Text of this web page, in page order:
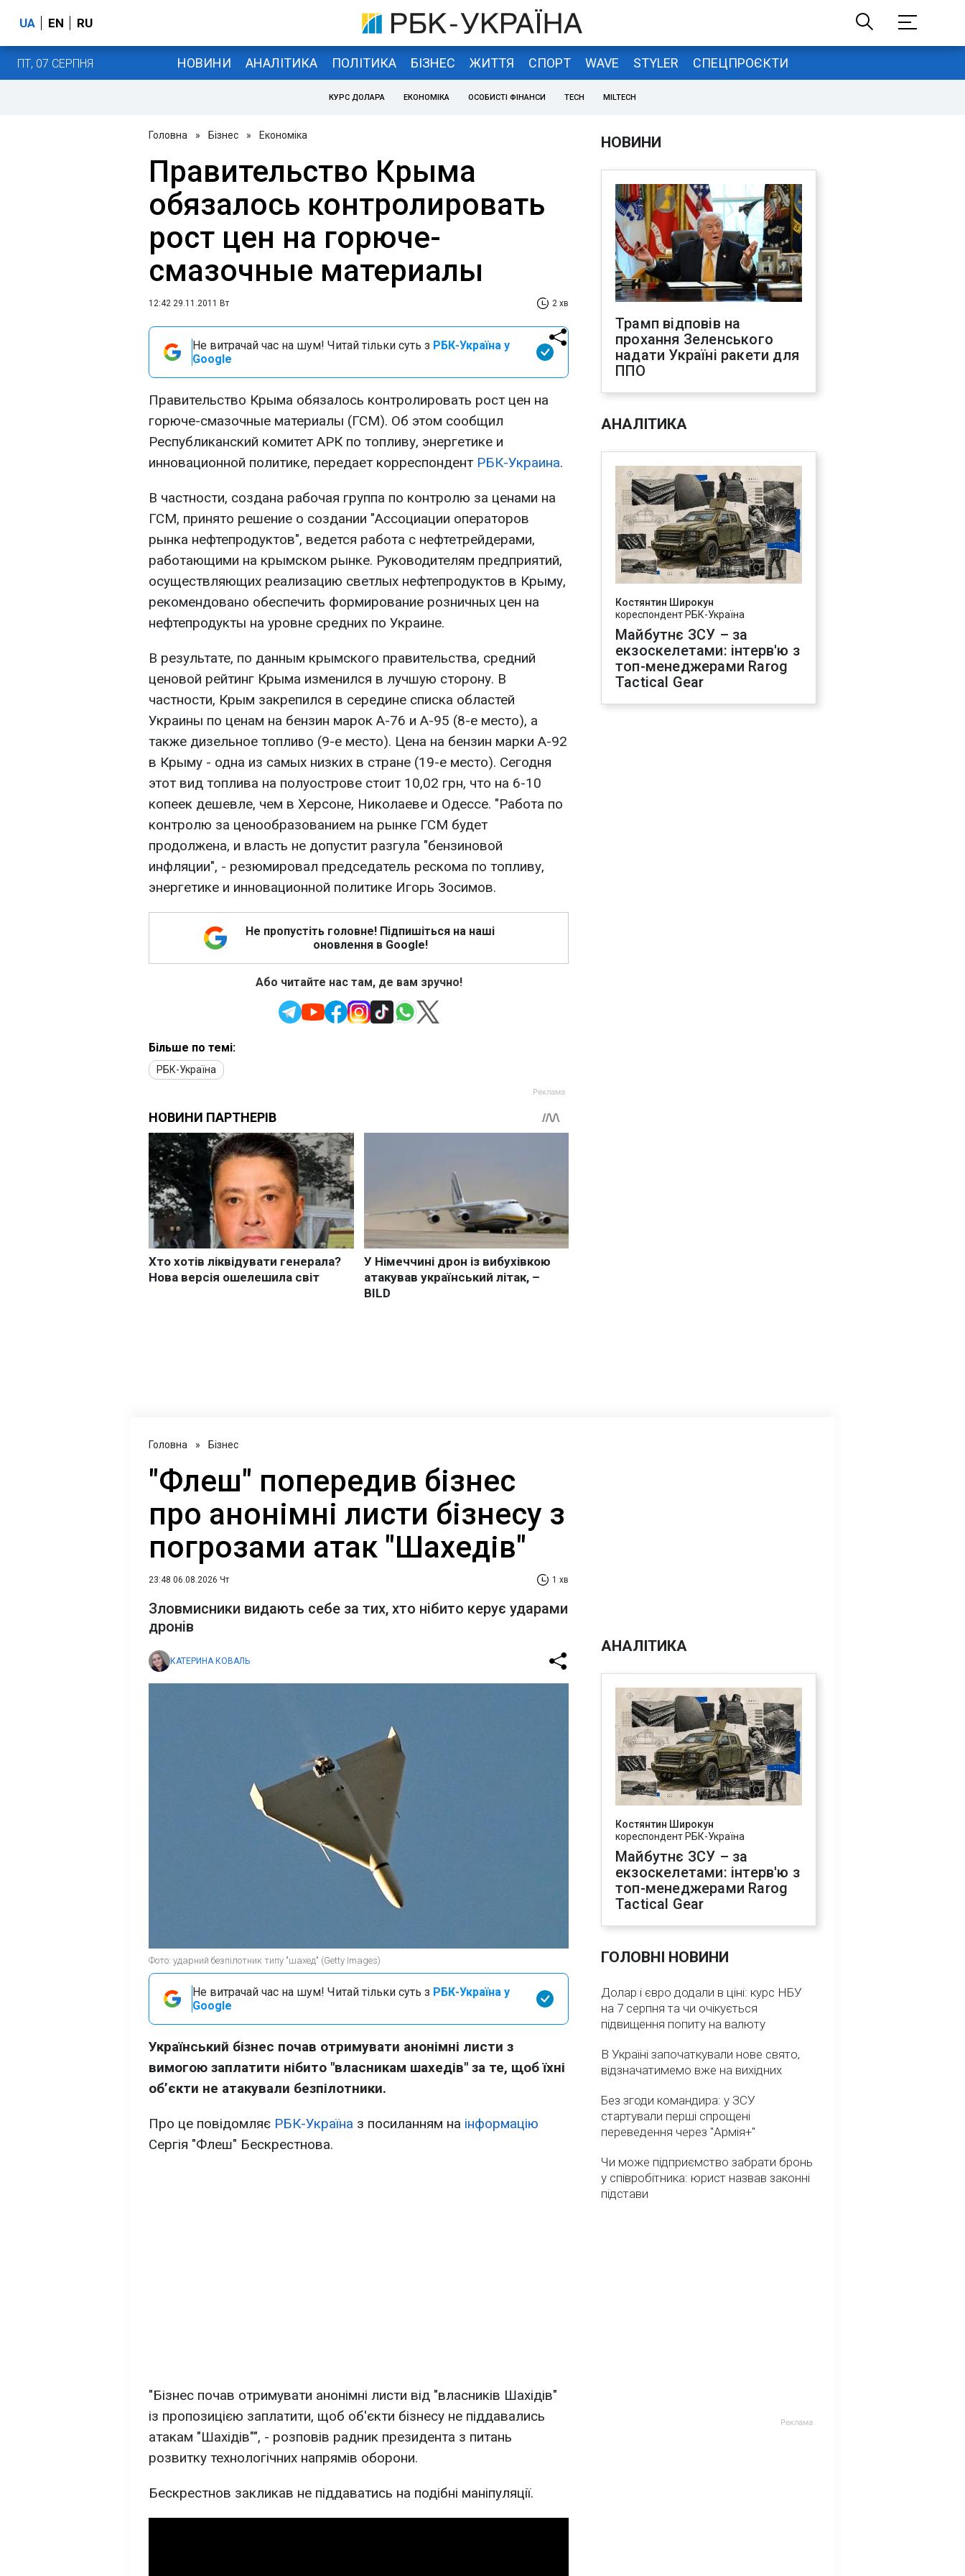
UA EN RU
ПТ, 07 СЕРПНЯ НОВИНИ АНАЛІТИКА ПОЛІТИКА БІЗНЕС ЖИТТЯ СПОРТ WAVE STYLER СПЕЦПРОЄКТИ
КУРС ДОЛАРА ЕКОНОМІКА ОСОБИСТІ ФІНАНСИ TECH MILTECH
Головна » Бізнес » Економіка
Правительство Крыма
обязалось контролировать
рост цен на горюче-
смазочные материалы
12:42 29.11.2011 Вт 2 хв
Не витрачай час на шум! Читай тільки суть з РБК-Україна у
Google
Правительство Крыма обязалось контролировать рост цен на
горюче-смазочные материалы (ГСМ). Об этом сообщил
Республиканский комитет АРК по топливу, энергетике и
инновационной политике, передает корреспондент РБК-Украина.
В частности, создана рабочая группа по контролю за ценами на
ГСМ, принято решение о создании "Ассоциации операторов
рынка нефтепродуктов", ведется работа с нефтетрейдерами,
работающими на крымском рынке. Руководителям предприятий,
осуществляющих реализацию светлых нефтепродуктов в Крыму,
рекомендовано обеспечить формирование розничных цен на
нефтепродукты на уровне средних по Украине.
В результате, по данным крымского правительства, средний
ценовой рейтинг Крыма изменился в лучшую сторону. В
частности, Крым закрепился в середине списка областей
Украины по ценам на бензин марок А-76 и А-95 (8-е место), а
также дизельное топливо (9-е место). Цена на бензин марки А-92
в Крыму - одна из самых низких в стране (19-е место). Сегодня
этот вид топлива на полуострове стоит 10,02 грн, что на 6-10
копеек дешевле, чем в Херсоне, Николаеве и Одессе. "Работа по
контролю за ценообразованием на рынке ГСМ будет
продолжена, и власть не допустит разгула "бензиновой
инфляции", - резюмировал председатель рескома по топливу,
энергетике и инновационной политике Игорь Зосимов.
Не пропустіть головне! Підпишіться на наші
оновлення в Google!
Або читайте нас там, де вам зручно!
Більше по темі:
РБК-Україна
НОВИНИ
Трамп відповів на
прохання Зеленського
надати Україні ракети для
ППО
АНАЛІТИКА
Костянтин Широкун
кореспондент РБК-Україна
Майбутнє ЗСУ – за
екзоскелетами: інтерв'ю з
топ-менеджерами Rarog
Tactical Gear
Головна » Бізнес
"Флеш" попередив бізнес
про анонімні листи бізнесу з
погрозами атак "Шахедів"
23:48 06.08.2026 Чт 1 хв
Зловмисники видають себе за тих, хто нібито керує ударами
дронів
КАТЕРИНА КОВАЛЬ
Фото: ударний безпілотник типу "шахед" (Getty Images)
Не витрачай час на шум! Читай тільки суть з РБК-Україна у
Google
Український бізнес почав отримувати анонімні листи з
вимогою заплатити нібито "власникам шахедів" за те, щоб їхні
обʼєкти не атакували безпілотники.
Про це повідомляє РБК-Україна з посиланням на інформацію
Сергія "Флеш" Бескрестнова.
"Бізнес почав отримувати анонімні листи від "власників Шахідів"
із пропозицією заплатити, щоб об'єкти бізнесу не піддавались
атакам "Шахідів"", - розповів радник президента з питань
розвитку технологічних напрямів оборони.
Бескрестнов закликав не піддаватись на подібні маніпуляції.
АНАЛІТИКА
Костянтин Широкун
кореспондент РБК-Україна
Майбутнє ЗСУ – за
екзоскелетами: інтерв'ю з
топ-менеджерами Rarog
Tactical Gear
ГОЛОВНІ НОВИНИ
Долар і євро додали в ціні: курс НБУ
на 7 серпня та чи очікується
підвищення попиту на валюту
В Україні започаткували нове свято,
відзначатимемо вже на вихідних
Без згоди командира: у ЗСУ
стартували перші спрощені
переведення через "Армія+"
Чи може підприємство забрати бронь
у співробітника: юрист назвав законні
підстави